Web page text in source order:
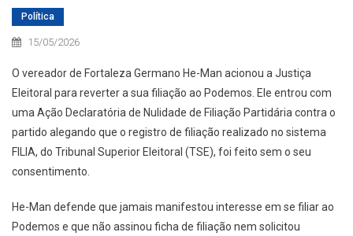
Política
15/05/2026
O vereador de Fortaleza Germano He-Man acionou a Justiça
Eleitoral para reverter a sua filiação ao Podemos. Ele entrou com
uma Ação Declaratória de Nulidade de Filiação Partidária contra o
partido alegando que o registro de filiação realizado no sistema
FILIA, do Tribunal Superior Eleitoral (TSE), foi feito sem o seu
consentimento.
He-Man defende que jamais manifestou interesse em se filiar ao
Podemos e que não assinou ficha de filiação nem solicitou